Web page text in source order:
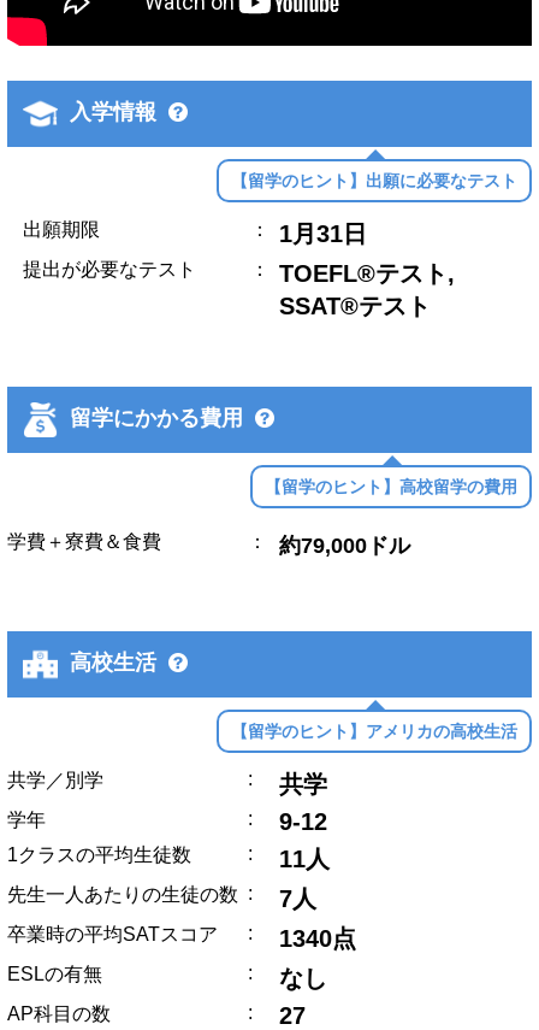
入学情報
【留学のヒント】出願に必要なテスト
出願期限 ： 1月31日
提出が必要なテスト ：
TOEFL®テスト,
SSAT®テスト
留学にかかる費用
【留学のヒント】高校留学の費用
学費＋寮費＆食費 ： 約79,000ドル
高校生活
【留学のヒント】アメリカの高校生活
共学／別学 : 共学
学年 : 9-12
1クラスの平均生徒数 : 11人
先生一人あたりの生徒の数 : 7人
卒業時の平均SATスコア : 1340点
ESLの有無 : なし
AP科目の数 : 27